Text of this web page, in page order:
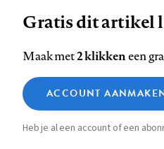
op
Facebook
op
LinkedIn
op
Bluesky
ons
op
Footer
Contact Colofon Disclaimer
Zie onze cookie policy
Analytische cookies
Marketing cookies
Gratis dit artikel
Maak met2 klikkeneen
ACCOUNT
Heb je al een account of een